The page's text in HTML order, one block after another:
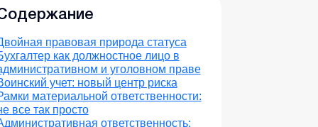
правовая природа статуса
как должностное лицо в
и уголовном праве
учет: новый центр риска
материальной ответственности:
все так просто
ответственность: